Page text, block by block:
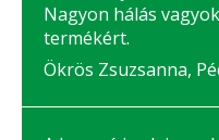
Nagyon hálás
termékért.
Ökrös Zsuzsanna,